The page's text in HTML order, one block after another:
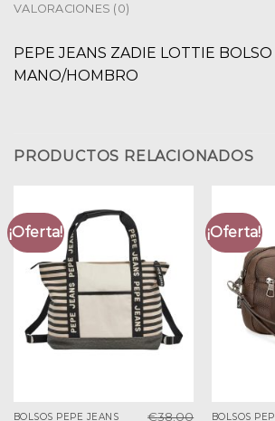
VALORACIONES (0)
PEPE JEANS ZADIE LOTTIE BOLSO
MANO/HOMBRO
PRODUCTOS RELACIONADOS
¡Oferta!
BOLSOS PEPE JEANS €38.00
¡Oferta!
BOLSOS